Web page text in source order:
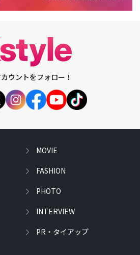
ウントをフォロー！
MOVIE
FASHION
PHOTO
INTERVIEW
PR・タイアップ